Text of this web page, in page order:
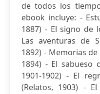
de todos los
ebook incluye: -
1887) - El signo de
Las aventuras de
1892) - Memorias
1894) - El sabueso
1901-1902) - El
(Relatos, 1903) -